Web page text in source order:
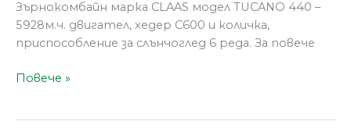
Зърнокомбайн марка CLAAS модел TUCANO 440 –
5928м.ч. двигател, хедер C600 и количка,
приспособление за слънчоглед 6 реда. За повече
Повече »